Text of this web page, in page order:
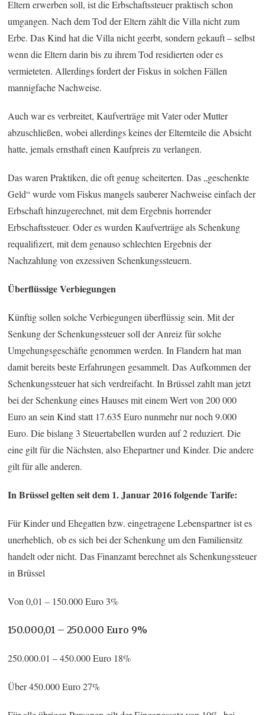
Eltern erwerben soll, ist die Erbschaftssteuer praktisch schon
umgangen. Nach dem Tod der Eltern zählt die Villa nicht zum
Erbe. Das Kind hat die Villa nicht geerbt, sondern gekauft – selbst
wenn die Eltern darin bis zu ihrem Tod residierten oder es
vermieteten. Allerdings fordert der Fiskus in solchen Fällen
mannigfache Nachweise.
Auch war es verbreitet, Kaufverträge mit Vater oder Mutter
abzuschließen, wobei allerdings keines der Elternteile die Absicht
hatte, jemals ernsthaft einen Kaufpreis zu verlangen.
Das waren Praktiken, die oft genug scheiterten. Das „geschenkte
Geld“ wurde vom Fiskus mangels sauberer Nachweise einfach der
Erbschaft hinzugerechnet, mit dem Ergebnis horrender
Erbschaftssteuer. Oder es wurden Kaufverträge als Schenkung
requalifizert, mit dem genauso schlechten Ergebnis der
Nachzahlung von exzessiven Schenkungssteuern.
Überflüssige Verbiegungen
Künftig sollen solche Verbiegungen überflüssig sein. Mit der
Senkung der Schenkungssteuer soll der Anreiz für solche
Umgehungsgeschäfte genommen werden. In Flandern hat man
damit bereits beste Erfahrungen gesammelt. Das Aufkommen der
Schenkungssteuer hat sich verdreifacht. In Brüssel zahlt man jetzt
bei der Schenkung eines Hauses mit einem Wert von 200 000
Euro an sein Kind statt 17.635 Euro nunmehr nur noch 9.000
Euro. Die bislang 3 Steuertabellen wurden auf 2 reduziert. Die
eine gilt für die Nächsten, also Ehepartner und Kinder. Die andere
gilt für alle anderen.
In Brüssel gelten seit dem 1. Januar 2016 folgende Tarife:
Für Kinder und Ehegatten bzw. eingetragene Lebenspartner ist es
unerheblich, ob es sich bei der Schenkung um den Familiensitz
handelt oder nicht. Das Finanzamt berechnet als Schenkungssteuer
in Brüssel
Von 0,01 – 150.000 Euro 3%
150.000,01 – 250.000 Euro 9%
250.000.01 – 450.000 Euro 18%
Über 450.000 Euro 27%